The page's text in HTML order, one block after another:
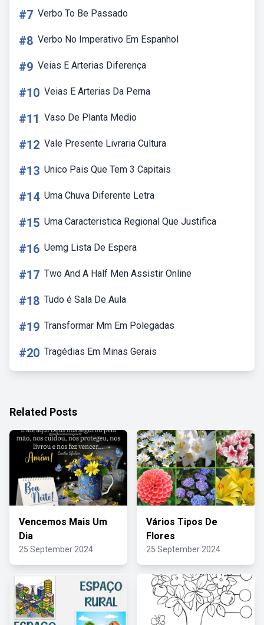
#7 Verbo To Be Passado
#8 Verbo No Imperativo Em Espanhol
#9 Veias E Arterias Diferença
#10 Veias E Arterias Da Perna
#11 Vaso De Planta Medio
#12 Vale Presente Livraria Cultura
#13 Unico Pais Que Tem 3 Capitais
#14 Uma Chuva Diferente Letra
#15 Uma Caracteristica Regional Que Justifica
#16 Uemg Lista De Espera
#17 Two And A Half Men Assistir Online
#18 Tudo é Sala De Aula
#19 Transformar Mm Em Polegadas
#20 Tragédias Em Minas Gerais
Related Posts
Vencemos Mais Um
Dia
25 September 2024
Vários Tipos De
Flores
25 September 2024